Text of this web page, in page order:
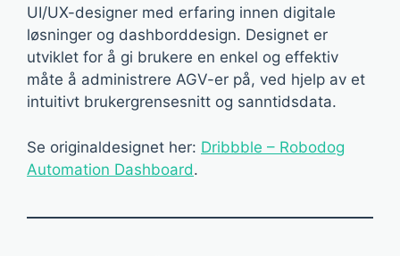
UI/UX-designer med erfaring innen digitale
løsninger og dashborddesign. Designet er
utviklet for å gi brukere en enkel og effektiv
måte å administrere AGV-er på, ved hjelp av et
intuitivt brukergrensesnitt og sanntidsdata.
Se originaldesignet her: Dribbble – Robodog
Automation Dashboard.